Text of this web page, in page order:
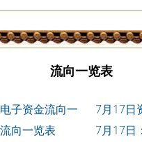
流向一览表
子资金流向一
7月17日
向一览表
7月17日